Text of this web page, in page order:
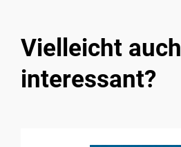
Vielleicht auch
interessant?